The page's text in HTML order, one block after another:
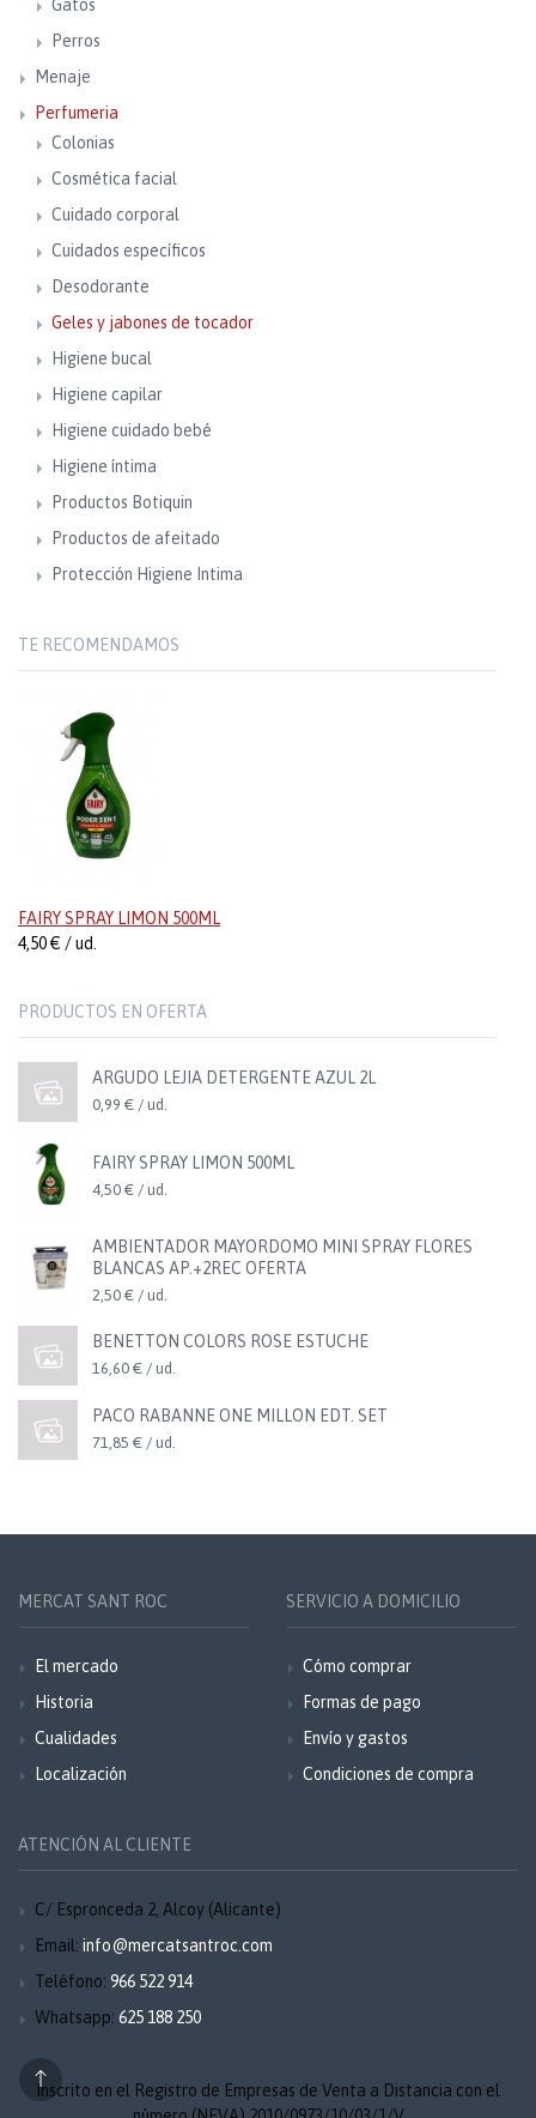
Gatos
Perros
Menaje
Perfumeria
Colonias
Cosmética facial
Cuidado corporal
Cuidados específicos
Desodorante
Geles y jabones de tocador
Higiene bucal
Higiene capilar
Higiene cuidado bebé
Higiene íntima
Productos Botiquin
Productos de afeitado
Protección Higiene Intima
TE RECOMENDAMOS
FAIRY SPRAY LIMON 500ML
4,50 € / ud.
PRODUCTOS EN OFERTA
ARGUDO LEJIA DETERGENTE AZUL 2L
0,99 € / ud.
FAIRY SPRAY LIMON 500ML
4,50 € / ud.
AMBIENTADOR MAYORDOMO MINI SPRAY FLORES
BLANCAS AP.+2REC OFERTA
2,50 € / ud.
BENETTON COLORS ROSE ESTUCHE
16,60 € / ud.
PACO RABANNE ONE MILLON EDT. SET
71,85 € / ud.
MERCAT SANT ROC
El mercado
Historia
Cualidades
Localización
SERVICIO A DOMICILIO
Cómo comprar
Formas de pago
Envío y gastos
Condiciones de compra
ATENCIÓN AL CLIENTE
C/ Espronceda 2, Alcoy (Alicante)
Email: info@mercatsantroc.com
Teléfono: 966 522 914
Whatsapp: 625 188 250
Inscrito en el Registro de Empresas de Venta a Distancia con el